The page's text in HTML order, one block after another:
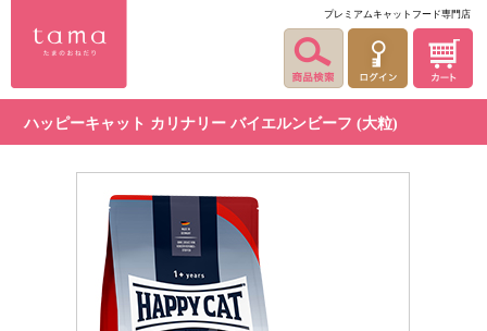
プレミアムキャットフード専門店
ハッピーキャット カリナリー バイエルンビーフ (大粒)